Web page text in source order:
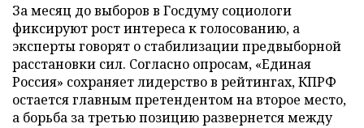
За месяц до выборов в Госдуму социологи
фиксируют рост интереса к голосованию, а
эксперты говорят о стабилизации предвыборной
расстановки сил. Согласно опросам, «Единая
Россия» сохраняет лидерство в рейтингах, КПРФ
остается главным претендентом на второе место,
а борьба за третью позицию развернется между